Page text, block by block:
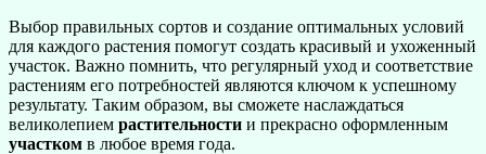
Выбор правильных сортов и создание оптимальных условий
для каждого растения помогут создать красивый и ухоженный
участок. Важно помнить, что регулярный уход и соответствие
растениям его потребностей являются ключом к успешному
результату. Таким образом, вы сможете наслаждаться
великолепием растительности и прекрасно оформленным
участком в любое время года.